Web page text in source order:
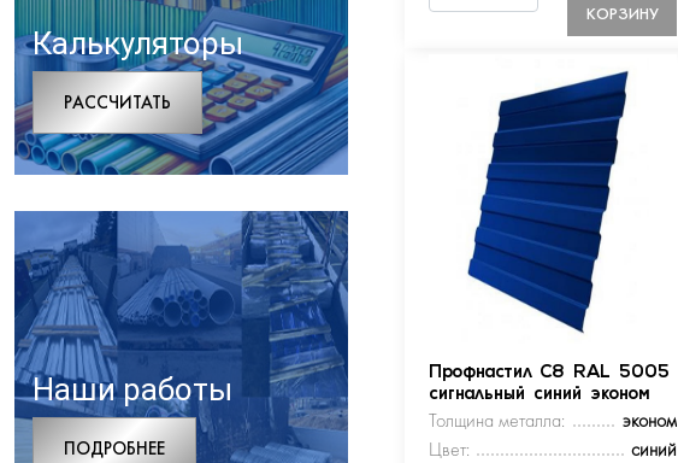
Калькуляторы
РАCСЧИТАТЬ
Наши работы
ПОДРОБНЕЕ
КОРЗИНУ
Профнастил С8 RAL 5005
сигнальный синий эконом
Толщина металла:
эконом
Цвет:
синий